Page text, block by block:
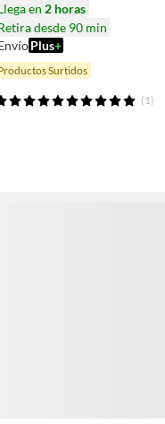
en 2 horas
desde 90 min
Plus+
Surtidos
(1)